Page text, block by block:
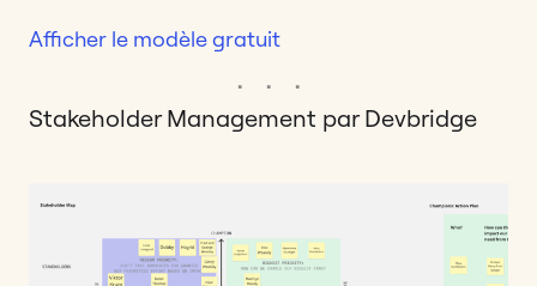
Afficher le modèle gratuit
Stakeholder Management par Devbridge